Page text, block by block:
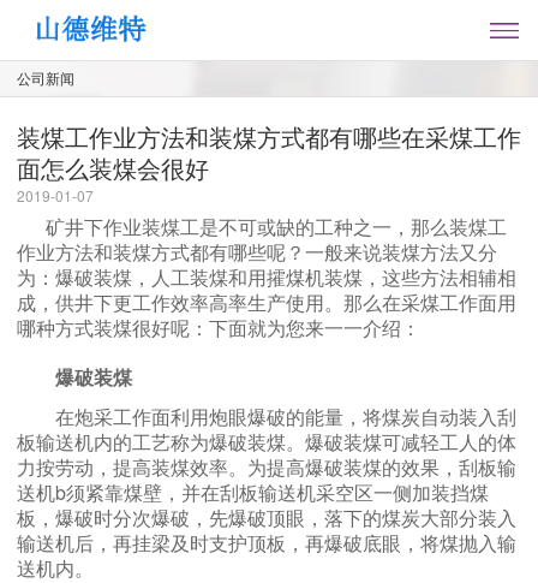
公司新闻
装煤工作业方法和装煤方式都有哪些在采煤工作
面怎么装煤会很好
2019-01-07
矿井下作业装煤工是不可或缺的工种之一，那么装煤工
作业方法和装煤方式都有哪些呢？一般来说装煤方法又分
为：爆破装煤，人工装煤和用攉煤机装煤，这些方法相辅相
成，供井下更工作效率高率生产使用。那么在采煤工作面用
哪种方式装煤很好呢： 下面就为您来一一介绍：
爆破装煤
在炮采工作面利用炮眼爆破的能量，将煤炭自动装入刮
板输送机内的工艺称为爆破装煤。爆破装煤可减轻工人的体
力按劳动，提高装煤效率。为提高爆破装煤的效果，刮板输
送机b须紧靠煤壁，并在刮板输送机采空区一侧加装挡煤
板，爆破时分次爆破，先爆破顶眼，落下的煤炭大部分装入
输送机后，再挂梁及时支护顶板，再爆破底眼，将煤抛入输
送机内。